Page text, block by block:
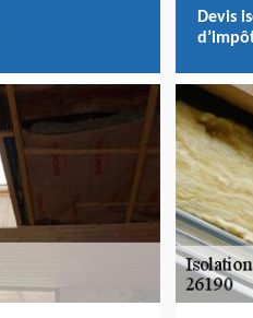
Devis